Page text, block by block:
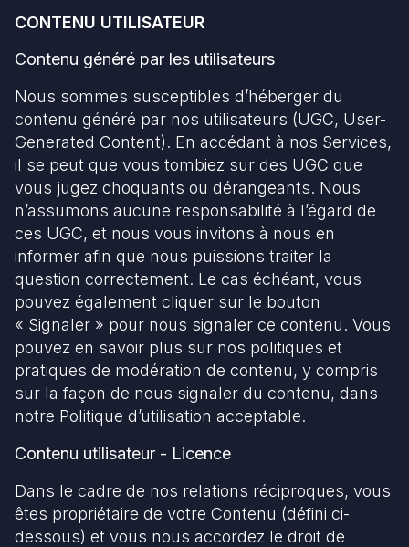
CONTENU UTILISATEUR
Contenu généré par les utilisateurs
Nous sommes susceptibles d’héberger du
contenu généré par nos utilisateurs (UGC, User-
Generated Content). En accédant à nos Services,
il se peut que vous tombiez sur des UGC que
vous jugez choquants ou dérangeants. Nous
n’assumons aucune responsabilité à l’égard de
ces UGC, et nous vous invitons à nous en
informer afin que nous puissions traiter la
question correctement. Le cas échéant, vous
pouvez également cliquer sur le bouton
« Signaler » pour nous signaler ce contenu. Vous
pouvez en savoir plus sur nos politiques et
pratiques de modération de contenu, y compris
sur la façon de nous signaler du contenu, dans
notre Politique d’utilisation acceptable.
Contenu utilisateur - Licence
Dans le cadre de nos relations réciproques, vous
êtes propriétaire de votre Contenu (défini ci-
dessous) et vous nous accordez le droit de